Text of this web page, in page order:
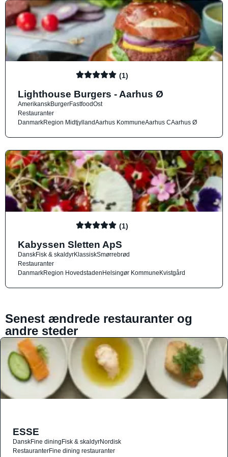
(1)
Lighthouse Burgers - Aarhus Ø
AmerikanskBurgerFastfoodOst
Restauranter
DanmarkRegion MidtjyllandAarhus KommuneAarhus CAarhus Ø
(1)
Kabyssen Sletten ApS
DanskFisk & skaldyrKlassiskSmørrebrød
Restauranter
DanmarkRegion HovedstadenHelsingør KommuneKvistgård
Senest ændrede restauranter og
andre steder
ESSE
DanskFine diningFisk & skaldyrNordisk
RestauranterFine dining restauranter